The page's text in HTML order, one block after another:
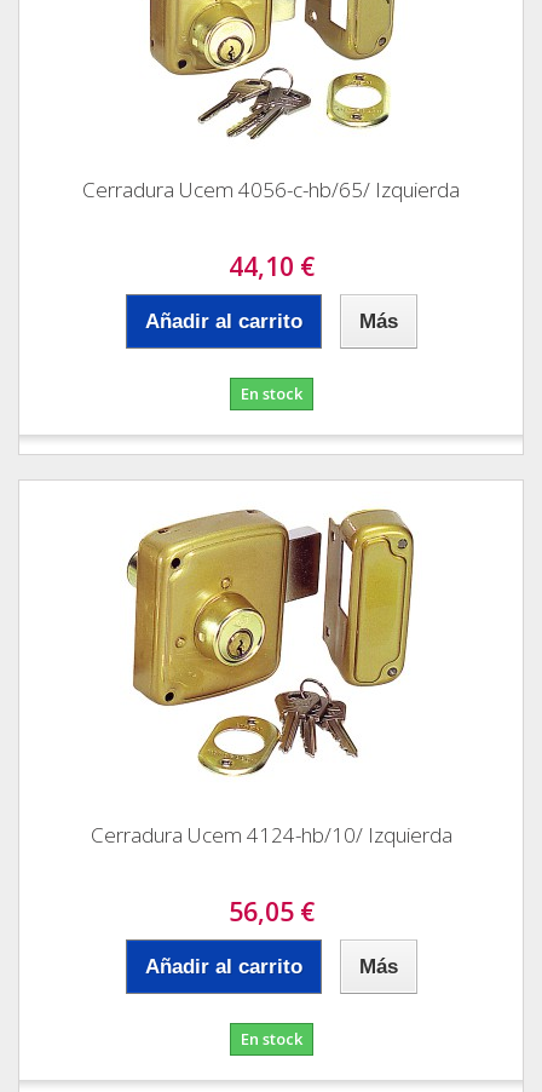
Cerradura Ucem 4056-c-hb/65/ Izquierda
44,10 €
Añadir al carrito Más
En stock
Cerradura Ucem 4124-hb/10/ Izquierda
56,05 €
Añadir al carrito Más
En stock